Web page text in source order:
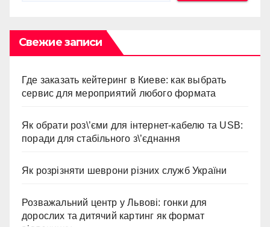
Свежие записи
Где заказать кейтеринг в Киеве: как выбрать
сервис для мероприятий любого формата
Як обрати роз\’єми для інтернет-кабелю та USB:
поради для стабільного з\’єднання
Як розрізняти шеврони різних служб України
Розважальний центр у Львові: гонки для
дорослих та дитячий картинг як формат